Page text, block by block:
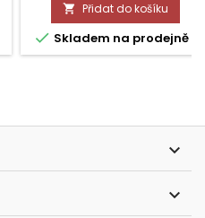
 Přidat do košíku
 Skladem na prodejně

